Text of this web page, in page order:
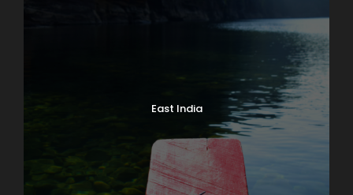
East India